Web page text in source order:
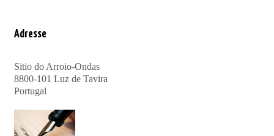
Adresse
Sitio do Arroio-Ondas
8800-101 Luz de Tavira
Portugal